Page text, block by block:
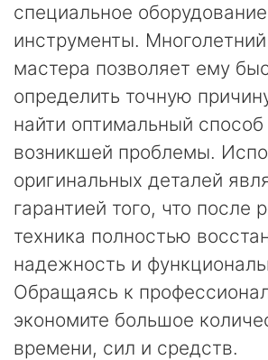
специальное
инструменты.
мастера позволяет ему
определить точную
найти оптимальный
возникшей проблемы.
оригинальных деталей
гарантией того, что после
техника полностью
надежность и
Обращаясь к
экономите большое
времени, сил и средств.